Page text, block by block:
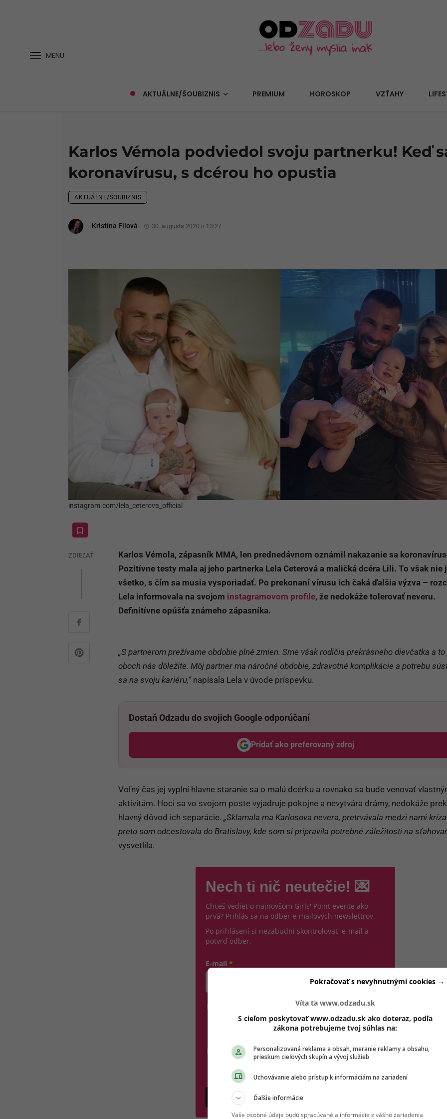
MENU
AKTUÁLNE/ŠOUBIZNIS PREMIUM HOROSKOP VZŤAHY
Karlos Vémola podviedol svoju partnerku! Keď
koronavírusu, s dcérou ho opustia
AKTUÁLNE/ŠOUBIZNIS
Kristína Filová 30. augusta 2020 o 13:27
instagram.com/lela_ceterova_official
ZDIEĽAŤ
Karlos Vémola, zápasník MMA, len prednedávnom oznámil nakazanie sa
Pozitívne testy mala aj jeho partnerka Lela Ceterová a maličká dcéra Lili. To však nie
všetko, s čím sa musia vysporiadať. Po prekonaní vírusu ich čaká ďalšia výzva –
Lela informovala na svojom instagramovom profile, že nedokáže tolerovať neveru.
Definitívne opúšťa známeho zápasníka.
„S partnerom prežívame obdobie plné zmien. Sme však rodičia prekrásneho dievčatka a to
oboch nás dôležite. Môj partner ma náročné obdobie, zdravotné komplikácie a potrebu
sa na svoju kariéru,“napísala Lela v úvode príspevku.
Dostaň Odzadu do svojich Google odporúčaní
Pridať ako preferovaný zdroj
Odzadu, odkaz sa otvorí v novom okne
Voľný čas jej vyplní hlavne staranie sa o malú dcérku a rovnako sa bude venovať
aktivitám. Hoci sa vo svojom poste vyjadruje pokojne a nevytvára drámy, nedokáže
hlavný dôvod ich separácie. „Sklamala ma Karlosova nevera, pretrvávala medzi nami
preto som odcestovala do Bratislavy, kde som si pripravila potrebné záležitosti na
vysvetlila.
Nech ti nič neutečie! 💌
Chceš vedieť o najnovšom Girls' Point evente ako
prvá? Prihlás sa na odber e-mailových newslettrov.
Po prihlásení si nezabudni skontrolovať e-mail a
potvrď odber.
E-mail *
Zadajte platnú e-mailovú adresu
Áno, chcem dostávať marketingové novinky, pozvánky
na eventy a inšpiráciu od Girls' Point a vašich partnerov.
Odhlásiť sa môžeš kedykoľvek.
Súhlasím so spracovaním mojich osobných údajov v súlade s
GDPR a podľaPodmienok ochrany súkromia(otvorí sa v novom okne)
aPodmienok
používania
Prihlásiť sa na odber
Víta ťa www.odzadu.sk
S cieľom poskytovať www.odzadu.sk ako doteraz, podľa
zákona potrebujeme tvoj súhlas na:
Personalizovaná reklama a obsah, meranie reklamy a obsahu,
prieskum cieľových skupín a vývoj služieb
Uchovávanie alebo prístup k informáciám na zariadení
Ďalšie informácie
Vaše osobné údaje budú spracúvané a informácie z vášho zariadenia
Pokračovať s nevyhnutnými cookies →